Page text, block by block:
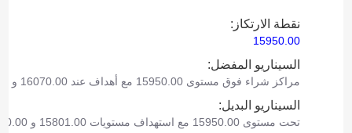
نقطة الارتكاز:
15950.00
السيناريو المفضل:
مراكز شراء فوق مستوى 15950.00 مع أهداف عند 16070.00 و 16125.00.
السيناريو البديل:
تحت مستوى 15950.00 مع استهداف مستويات 15801.00 و 15710.00 كأهداف.